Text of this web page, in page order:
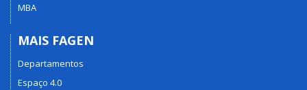
MBA
MAIS FAGEN
Departamentos
Espaço 4.0